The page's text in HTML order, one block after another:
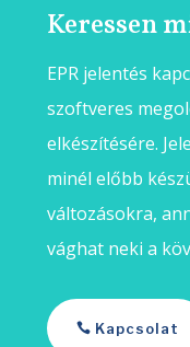
Keressen
EPR jelentés
szoftveres
elkészítésére.
minél előbb
változásokra,
vághat neki a
Kapcsolat